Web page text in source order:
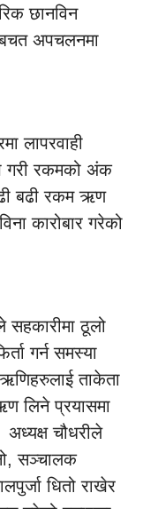
छानविन
बचत अपचलनमा
लापरवाही
गरी रकमको अंक
बढी रकम ऋण
कारोबार गरेको
सहकारीमा ठूलो
गर्न समस्या
ताकेता
लिने प्रयासमा
अध्यक्ष चौधरीले
सञ्चालक
धितो राखेर